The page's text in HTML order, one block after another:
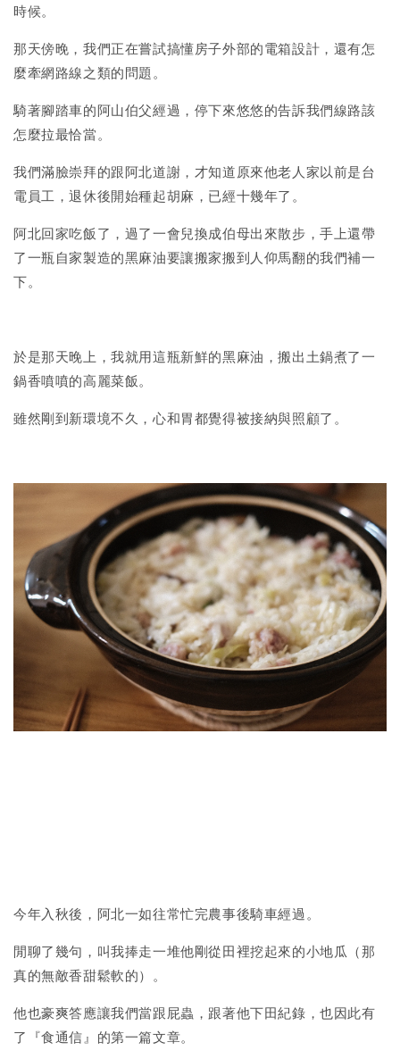
時候。
那天傍晚，我們正在嘗試搞懂房子外部的電箱設計，還有怎
麼牽網路線之類的問題。
騎著腳踏車的阿山伯父經過，停下來悠悠的告訴我們線路該
怎麼拉最恰當。
我們滿臉崇拜的跟阿北道謝，才知道原來他老人家以前是台
電員工，退休後開始種起胡麻，已經十幾年了。
阿北回家吃飯了，過了一會兒換成伯母出來散步，手上還帶
了一瓶自家製造的黑麻油要讓搬家搬到人仰馬翻的我們補一
下。
於是那天晚上，我就用這瓶新鮮的黑麻油，搬出土鍋煮了一
鍋香噴噴的高麗菜飯。
雖然剛到新環境不久，心和胃都覺得被接納與照顧了。
今年入秋後，阿北一如往常忙完農事後騎車經過。
閒聊了幾句，叫我捧走一堆他剛從田裡挖起來的小地瓜（那
真的無敵香甜鬆軟的）。
他也豪爽答應讓我們當跟屁蟲，跟著他下田紀錄，也因此有
了『食通信』的第一篇文章。